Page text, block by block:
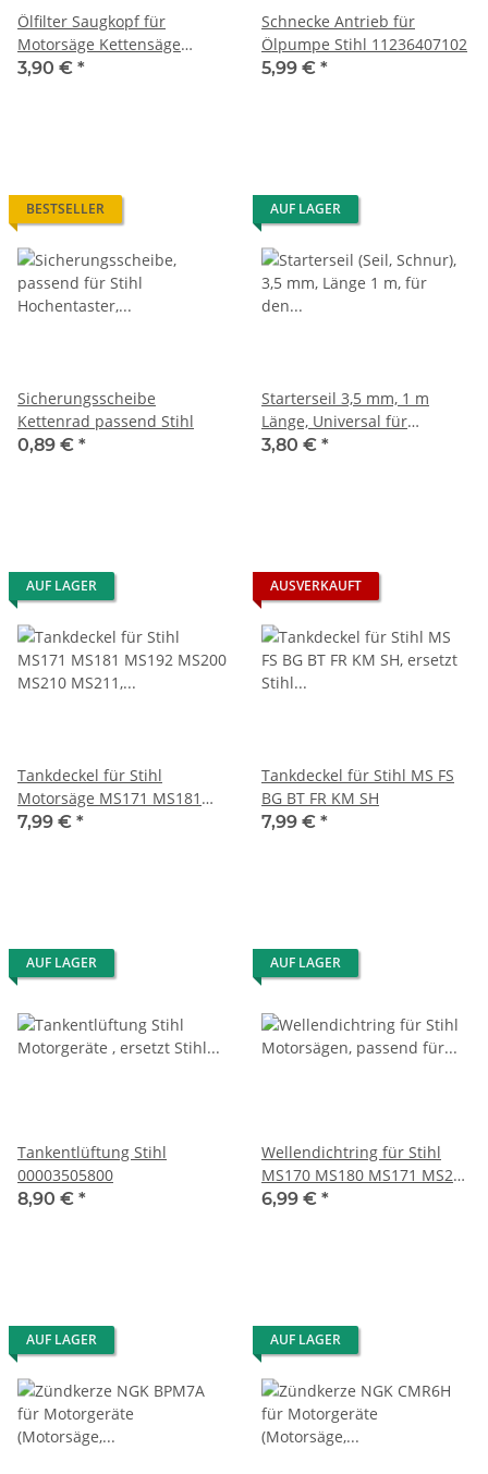
Ölfilter Saugkopf für
Motorsäge Kettensäge
11236403800
3,90 € *
Schnecke Antrieb für
Ölpumpe Stihl 11236407102
5,99 € *
BESTSELLER
Sicherungsscheibe
Kettenrad passend Stihl
0,89 € *
AUF LAGER
Starterseil 3,5 mm, 1 m
Länge, Universal für
Motorsäge, Freischneider ...
3,80 € *
AUF LAGER
Tankdeckel für Stihl
Motorsäge MS171 MS181
MS192 MS200 MS210 MS260
7,99 € *
AUSVERKAUFT
Tankdeckel für Stihl MS FS
BG BT FR KM SH
7,99 € *
AUF LAGER
Tankentlüftung Stihl
00003505800
8,90 € *
AUF LAGER
Wellendichtring für Stihl
MS170 MS180 MS171 MS230
MS251 MS280
6,99 € *
AUF LAGER AUF LAGER